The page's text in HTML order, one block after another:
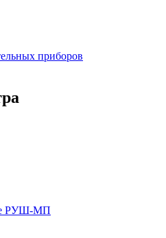
приборов
РУШ-МП